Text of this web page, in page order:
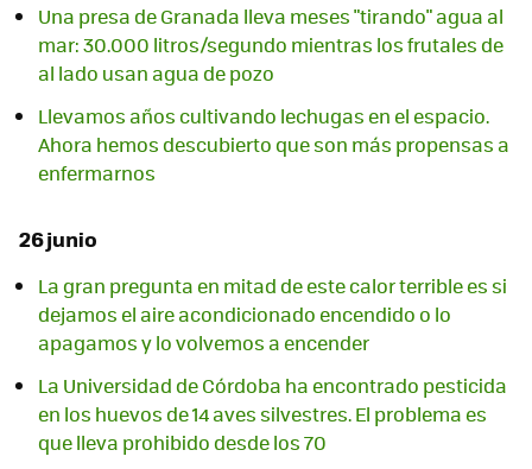
Una presa de Granada lleva meses "tirando" agua al
mar: 30.000 litros/segundo mientras los frutales de
al lado usan agua de pozo
Llevamos años cultivando lechugas en el espacio.
Ahora hemos descubierto que son más propensas a
enfermarnos
26 junio
La gran pregunta en mitad de este calor terrible es si
dejamos el aire acondicionado encendido o lo
apagamos y lo volvemos a encender
La Universidad de Córdoba ha encontrado pesticida
en los huevos de 14 aves silvestres. El problema es
que lleva prohibido desde los 70